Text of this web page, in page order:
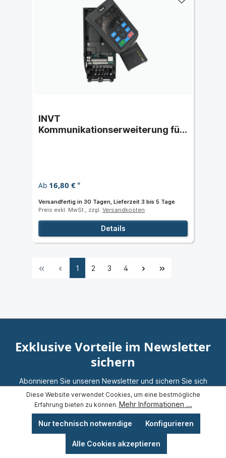
INVT
Kommunikationserweiterung für
Ab 16,80 €*
Versandfertig in 30 Tagen, Lieferzeit 3 bis 5 Tage
Preis exkl. MwSt., zzgl. Versandkosten
Details
1 2 3 4
Exklusive Vorteile im Newsletter
sichern
Abonnieren Sie unseren Newsletter und sichern Sie sich
exklusive Vorteile, Neuheiten und persönliche
Empfehlungen.
Diese Website verwendet Cookies, um eine bestmögliche
Erfahrung bieten zu können. Mehr Informationen ...
Nur technisch notwendige Konfigurieren
Alle Cookies akzeptieren